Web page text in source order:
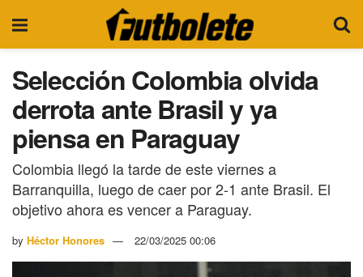
Selección Colombia olvida
derrota ante Brasil y ya
piensa en Paraguay
Colombia llegó la tarde de este viernes a
Barranquilla, luego de caer por 2-1 ante Brasil. El
objetivo ahora es vencer a Paraguay.
by Héctor Honores 22/03/2025 00:06